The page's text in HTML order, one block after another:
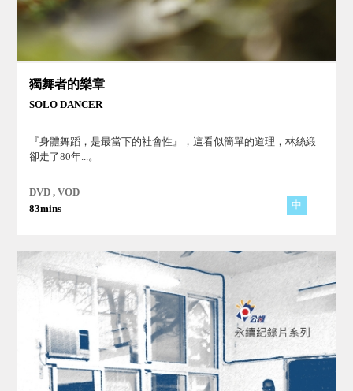
獨舞者的樂章
SOLO DANCER
『身體舞蹈，是最當下的社會性』，這看似簡單的道理，林絲緞
卻走了80年...。
DVD , VOD
83mins
中